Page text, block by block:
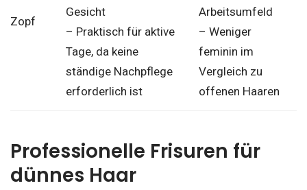
Zopf
Gesicht
– Praktisch für aktive
Tage, da keine
ständige Nachpflege
erforderlich ist
Arbeitsumfeld
– Weniger
feminin im
Vergleich zu
offenen Haaren
Professionelle Frisuren für
dünnes Haar